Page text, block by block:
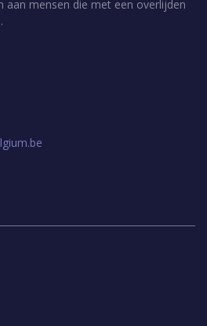
aan mensen die met een overlijden